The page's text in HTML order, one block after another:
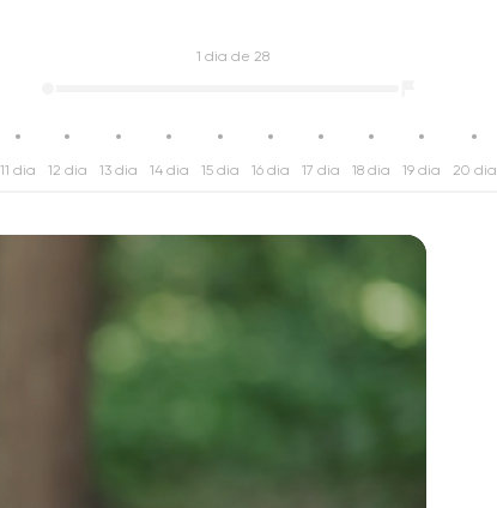
1 dia de 28
11 dia 12 dia 13 dia 14 dia 15 dia 16 dia 17 dia 18 dia 19 dia 20 dia
instrutor